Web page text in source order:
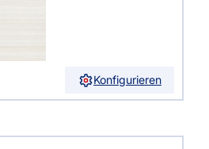
Konfigurieren